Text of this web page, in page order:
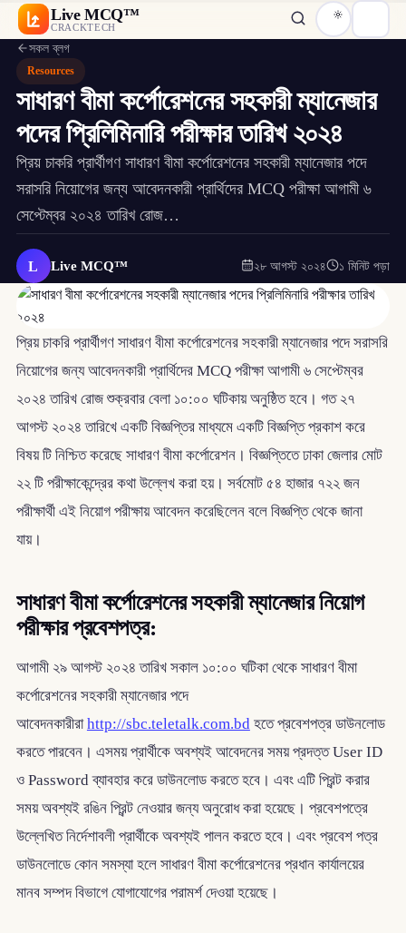
Live MCQ™
CRACKTECH
সকল ব্লগ
Resources
সাধারণ বীমা কর্পোরেশনের সহকারী ম্যানেজার
পদের প্রিলিমিনারি পরীক্ষার তারিখ ২০২৪
প্রিয় চাকরি প্রার্থীগণ সাধারণ বীমা কর্পোরেশনের সহকারী ম্যানেজার পদে
সরাসরি নিয়োগের জন্য আবেদনকারী প্রার্থিদের MCQ পরীক্ষা আগামী ৬
সেপ্টেম্বর ২০২৪ তারিখ রোজ…
L Live MCQ™ ২৮ আগস্ট ২০২৪ ১ মিনিট পড়া
প্রিয় চাকরি প্রার্থীগণ সাধারণ বীমা কর্পোরেশনের সহকারী ম্যানেজার পদে সরাসরি
নিয়োগের জন্য আবেদনকারী প্রার্থিদের MCQ পরীক্ষা আগামী ৬ সেপ্টেম্বর
২০২৪ তারিখ রোজ শুক্রবার বেলা ১০:০০ ঘটিকায় অনুষ্ঠিত হবে। গত ২৭
আগস্ট ২০২৪ তারিখে একটি বিজ্ঞপ্তির মাধ্যমে একটি বিজ্ঞপ্তি প্রকাশ করে
বিষয় টি নিশ্চিত করেছে সাধারণ বীমা কর্পোরেশন। বিজ্ঞপ্তিতে ঢাকা জেলার মোট
২২ টি পরীক্ষাকেন্দ্রের কথা উল্লেখ করা হয়। সর্বমোট ৫৪ হাজার ৭২২ জন
পরীক্ষার্থী এই নিয়োগ পরীক্ষায় আবেদন করেছিলেন বলে বিজ্ঞপ্তি থেকে জানা
যায়।
সাধারণ বীমা কর্পোরেশনের সহকারী ম্যানেজার নিয়োগ
পরীক্ষার প্রবেশপত্র:
আগামী ২৯ আগস্ট ২০২৪ তারিখ সকাল ১০:০০ ঘটিকা থেকে সাধারণ বীমা
কর্পোরেশনের সহকারী ম্যানেজার পদে
আবেদনকারীরাhttp://sbc.teletalk.com.bd হতে প্রবেশপত্র ডাউনলোড
করতে পারবেন। এসময় প্রার্থীকে অবশ্যই আবেদনের সময় প্রদত্ত User ID
ও Password ব্যাবহার করে ডাউনলোড করতে হবে। এবং এটি প্রিন্ট করার
সময় অবশ্যই রঙিন প্রিন্ট নেওয়ার জন্য অনুরোধ করা হয়েছে। প্রবেশপত্রে
উল্লেখিত নির্দেশাবলী প্রার্থীকে অবশ্যই পালন করতে হবে। এবং প্রবেশ পত্র
ডাউনলোডে কোন সমস্যা হলে সাধারণ বীমা কর্পোরেশনের প্রধান কার্যালয়ের
মানব সম্পদ বিভাগে যোগাযোগের পরামর্শ দেওয়া হয়েছে।